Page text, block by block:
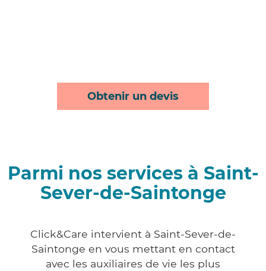
Obtenir un devis
Parmi nos services à Saint-
Sever-de-Saintonge
Click&Care intervient à Saint-Sever-de-
Saintonge en vous mettant en contact
avec les auxiliaires de vie les plus